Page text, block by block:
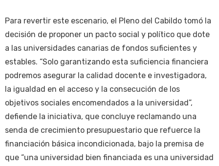
Para revertir este escenario, el Pleno del Cabildo tomó la
decisión de proponer un pacto social y político que dote
a las universidades canarias de fondos suficientes y
estables. “Solo garantizando esta suficiencia financiera
podremos asegurar la calidad docente e investigadora,
la igualdad en el acceso y la consecución de los
objetivos sociales encomendados a la universidad”,
defiende la iniciativa, que concluye reclamando una
senda de crecimiento presupuestario que refuerce la
financiación básica incondicionada, bajo la premisa de
que “una universidad bien financiada es una universidad